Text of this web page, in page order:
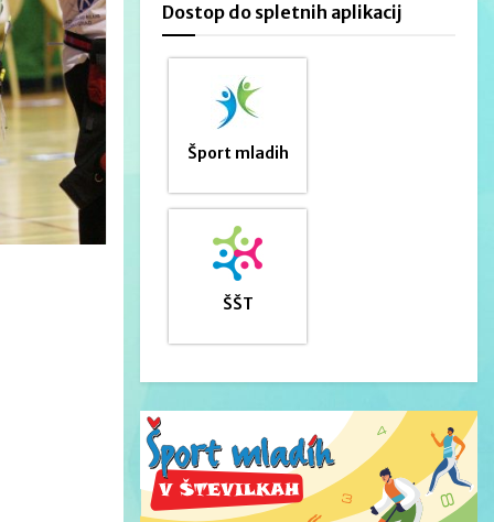
Dostop do spletnih aplikacij
Šport mladih
ŠŠT